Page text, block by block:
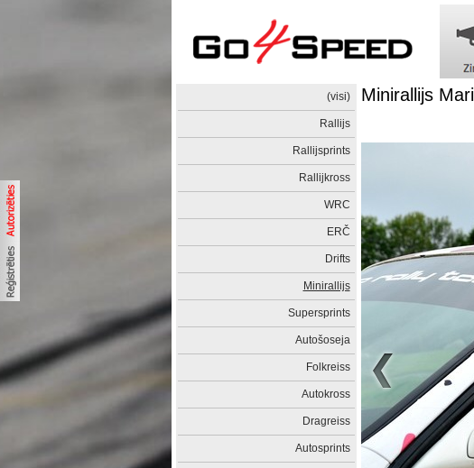
(visi)
Rallijs
Rallijsprints
Rallijkross
WRC
ERČ
Drifts
Minirallijs
Supersprints
Autošoseja
Folkreiss
Autokross
Dragreiss
Autosprints
Minirallijs